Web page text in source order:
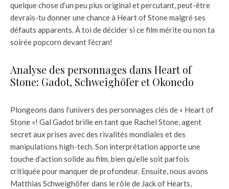
quelque chose d’un peu plus original et percutant, peut-être
devrais-tu donner une chance à Heart of Stone malgré ses
défauts apparents. À toi de décider si ce film mérite ou non ta
soirée popcorn devant l’écran!
Analyse des personnages dans Heart of
Stone: Gadot, Schweighöfer et Okonedo
Plongeons dans l’univers des personnages clés de « Heart of
Stone »! Gal Gadot brille en tant que Rachel Stone, agent
secret aux prises avec des rivalités mondiales et des
manipulations high-tech. Son interprétation apporte une
touche d’action solide au film, bien qu’elle soit parfois
critiquée pour manquer de profondeur. Ensuite, nous avons
Matthias Schweighöfer dans le rôle de Jack of Hearts,